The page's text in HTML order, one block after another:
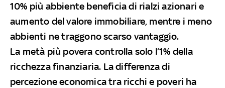
10% più abbiente beneficia di rialzi azionari e
aumento del valore immobiliare, mentre i meno
abbienti ne traggono scarso vantaggio.
La metà più povera controlla solo l’1% della
ricchezza finanziaria. La differenza di
percezione economica tra ricchi e poveri ha